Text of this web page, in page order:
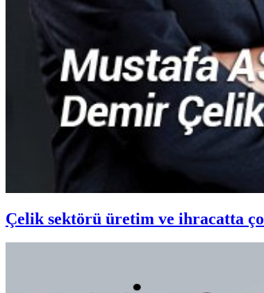
Çelik sektörü üretim ve ihracatta